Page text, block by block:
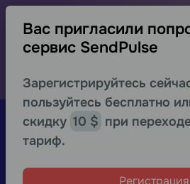
пользователей
Протестируйте расширенные
сервиса выгоднее
Получить скидку
Вас пригласили
сервис SendPulse
Зарегистрируйтесь
пользуйтесь бесплатно
скидку 10 $ при
тариф.
Регистрация